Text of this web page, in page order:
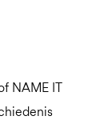
NAME IT